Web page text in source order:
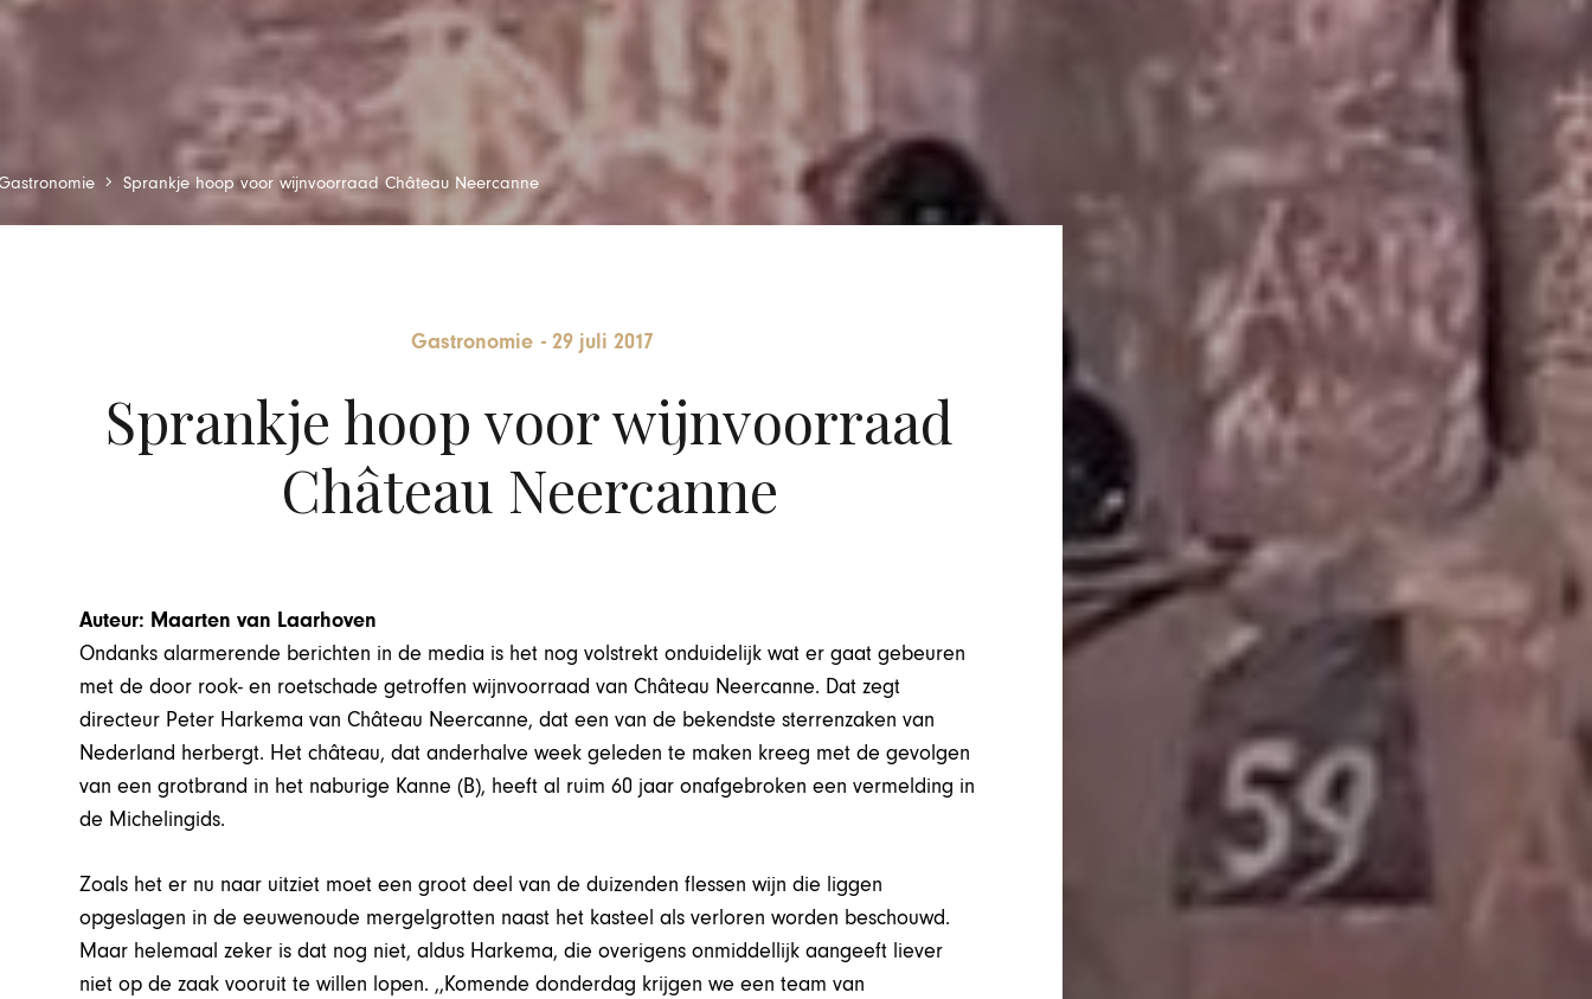
Sprankje hoop voor wijnvoorraad Château Neercanne
Gastronomie -29 juli 2017
Sprankje hoop voor wijnvoorraad
Château Neercanne
Auteur: Maarten van Laarhoven
Ondanks alarmerende berichten in de media is het nog volstrekt onduidelijk wat er gaat gebeuren
met de door rook- en roetschade getroffen wijnvoorraad van Château Neercanne. Dat zegt
directeur Peter Harkema van Château Neercanne, dat een van de bekendste sterrenzaken van
Nederland herbergt. Het château, dat anderhalve week geleden te maken kreeg met de gevolgen
van een grotbrand in het naburige Kanne (B), heeft al ruim 60 jaar onafgebroken een vermelding in
de Michelingids.
Zoals het er nu naar uitziet moet een groot deel van de duizenden flessen wijn die liggen
opgeslagen in de eeuwenoude mergelgrotten naast het kasteel als verloren worden beschouwd.
Maar helemaal zeker is dat nog niet, aldus Harkema, die overigens onmiddellijk aangeeft liever
niet op de zaak vooruit te willen lopen. ,,Komende donderdag krijgen we een team van